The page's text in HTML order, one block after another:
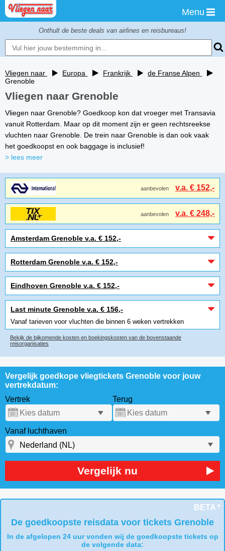
Menu
Onthult de beste deals van airlines en reisbureaus!
Vliegen naar Europa Frankrijk
de Franse Alpen
Grenoble
Vliegen naar Grenoble
Vliegen naar Grenoble? Goedkoop kon dat vroeger met Transavia
vanuit Rotterdam. Maar op dit moment zijn er geen rechtsreekse
vluchten naar Grenoble. De trein naar Grenoble is dan ook vaak
het goedkoopst en ook baggage is inclusief!
> lees meer
aanbevolen v.a. € 152,-
aanbevolen v.a. € 248,-
Amsterdam Grenoble v.a. € 152,-
Rotterdam Grenoble v.a. € 152,-
Eindhoven Grenoble v.a. € 152,-
Last minute Grenoble v.a. € 156,-
Vanaf tarieven voor vluchten die binnen 6 weken vertrekken
Bekijk de bijkomende kosten en boekingskosten van de bovenstaande
reisorganisaties
Vergelijk goedkope vliegtickets Grenoble voor jouw
vertrekdatum:
Vertrek
Terug
Vanaf luchthaven
Vergelijk nu
BETA *
De goedkoopste reisdata voor tickets Grenoble
In de afgelopen 24 uur vonden wij de goedkoopste tickets op
de volgende data: